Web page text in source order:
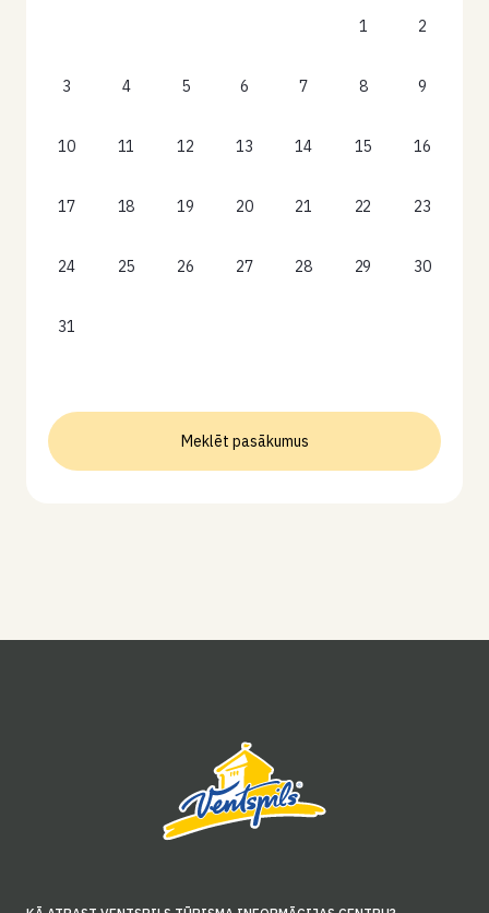
1 2
3 4 5 6 7 8 9
10 11 12 13 14 15 16
17 18 19 20 21 22 23
24 25 26 27 28 29 30
31
Meklēt pasākumus